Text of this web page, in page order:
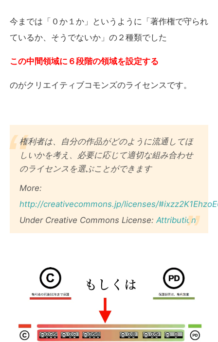
今までは「０か１か」というように「著作権で守られ
ているか、そうでないか」の２種類でした
この中間領域に６段階の領域を設定する
のがクリエイティブコモンズのライセンスです。
権利者は、自分の作品がどのように流通してほ
しいかを考え、必要に応じて適切な組み合わせ
のライセンスを選ぶことができます
More:
http://creativecommons.jp/licenses/
Under Creative Commons License: Attribution